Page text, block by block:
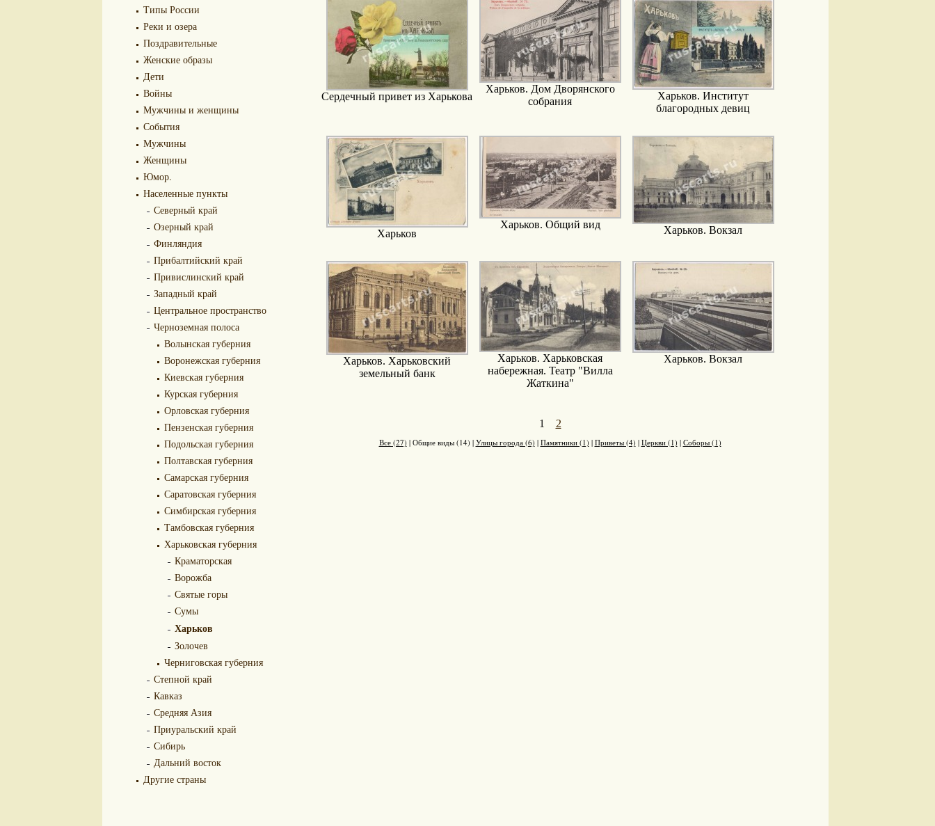
Типы России
Реки и озера
Поздравительные
Женские образы
Дети
Войны
Мужчины и женщины
События
Мужчины
Женщины
Юмор.
Населенные пункты
Северный край
Озерный край
Финляндия
Прибалтийский край
Привислинский край
Западный край
Центральное пространство
Черноземная полоса
Волынская губерния
Воронежская губерния
Киевская губерния
Курская губерния
Орловская губерния
Пензенская губерния
Подольская губерния
Полтавская губерния
Самарская губерния
Саратовская губерния
Симбирская губерния
Тамбовская губерния
Харьковская губерния
Краматорская
Ворожба
Святые горы
Сумы
Харьков
Золочев
Черниговская губерния
Степной край
Кавказ
Средняя Азия
Приуральский край
Сибирь
Дальний восток
Другие страны
Сердечный привет из Харькова
Харьков. Дом Дворянского
собрания
Харьков. Институт
благородных девиц
Харьков
Харьков. Общий вид Харьков. Вокзал
Харьков. Харьковский
земельный банк
Харьков. Харьковская
набережная. Театр "Вилла
Жаткина"
Харьков. Вокзал
1 2
Все (27) | Общие виды (14) | Улицы города (6) | Памятники (1) | Приветы (4) | Церкви (1) | Соборы (1)